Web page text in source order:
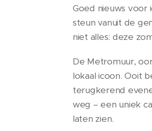
Goed nieuws voor
steun vanuit de
niet alles: deze
De Metromuur,
lokaal icoon. Ooit
terugkerend
weg – een uniek
laten zien.